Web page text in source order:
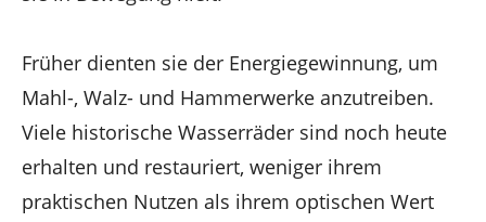
Früher dienten sie der Energiegewinnung, um
Mahl-, Walz- und Hammerwerke anzutreiben.
Viele historische Wasserräder sind noch heute
erhalten und restauriert, weniger ihrem
praktischen Nutzen als ihrem optischen Wert